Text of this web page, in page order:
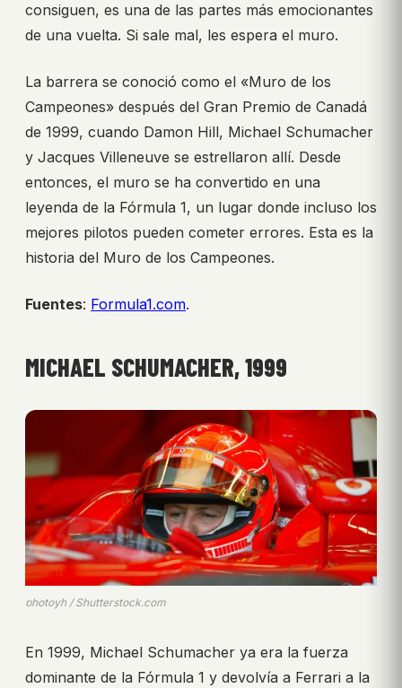
consiguen, es una de las partes más emocionantes
de una vuelta. Si sale mal, les espera el muro.
La barrera se conoció como el «Muro de los
Campeones» después del Gran Premio de Canadá
de 1999, cuando Damon Hill, Michael Schumacher
y Jacques Villeneuve se estrellaron allí. Desde
entonces, el muro se ha convertido en una
leyenda de la Fórmula 1, un lugar donde incluso los
mejores pilotos pueden cometer errores. Esta es la
historia del Muro de los Campeones.
Fuentes: Formula1.com.
MICHAEL SCHUMACHER, 1999
photoyh / Shutterstock.com
En 1999, Michael Schumacher ya era la fuerza
dominante de la Fórmula 1 y devolvía a Ferrari a la